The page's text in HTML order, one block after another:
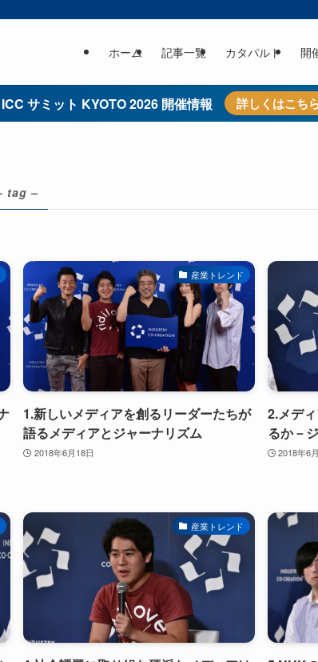
ホーム 記事一覧 カタパルト 開
ICC サミット KYOTO 2026 開催情報 詳しくはこち
tag –
産業トレンド
1.新しいメディアを創るリーダーたちが
語るメディアとジャーナリズム
2018年6月18日
2.メデ
るか－
2018年6
産業トレンド